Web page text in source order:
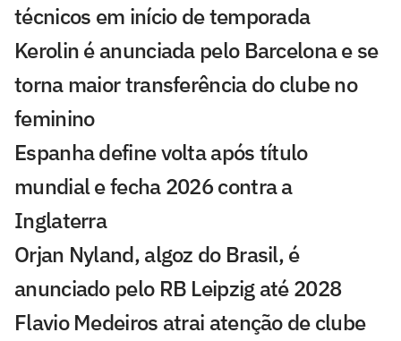
técnicos em início de temporada
Kerolin é anunciada pelo Barcelona e se
torna maior transferência do clube no
feminino
Espanha define volta após título
mundial e fecha 2026 contra a
Inglaterra
Orjan Nyland, algoz do Brasil, é
anunciado pelo RB Leipzig até 2028
Flavio Medeiros atrai atenção de clube